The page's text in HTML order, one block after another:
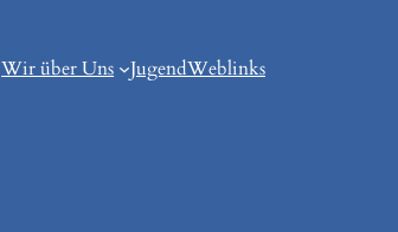
Wir über Uns JugendWeblinks